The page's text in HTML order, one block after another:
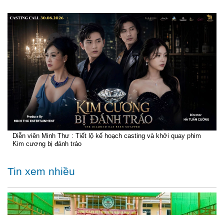
Diễn viên Minh Thư : Tiết lộ kế hoạch casting và khởi quay phim
Kim cương bị đánh tráo
Tin xem nhiều